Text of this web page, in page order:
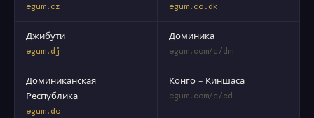
egum.cz egum.co.dk
Джибути
egum.dj
Доминика
egum.com/c/dm
Доминиканская
Республика
egum.do
Конго - Киншаса
egum.com/c/cd